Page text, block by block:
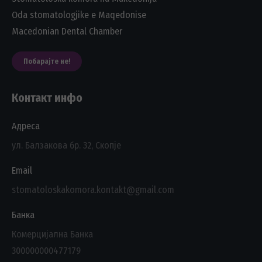
Oda stomatologjike e Maqedonise
Macedonian Dental Chamber
Побарајте не!
Контакт инфо
Адреса
ул. Балзакова бр. 32, Скопје
Email
stomatoloskakomora.kontakt@gmail.com
Банка
Комерцијална Банка
300000000477179